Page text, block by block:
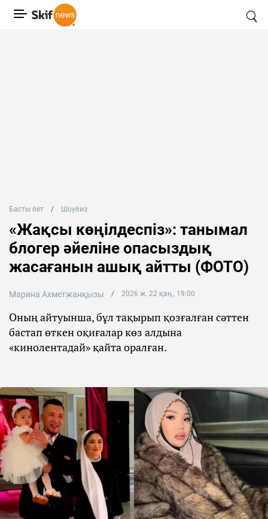
Басты бет Шоубиз
«Жақсы көңілдеспіз»: танымал
блогер әйеліне опасыздық
жасағанын ашық айтты (ФОТО)
Марина Ахметжанқызы 2026 ж. 22 қаң., 19:00
Оның айтуынша, бұл тақырып қозғалған сәттен
бастап өткен оқиғалар көз алдына
«кинолентадай» қайта оралған.